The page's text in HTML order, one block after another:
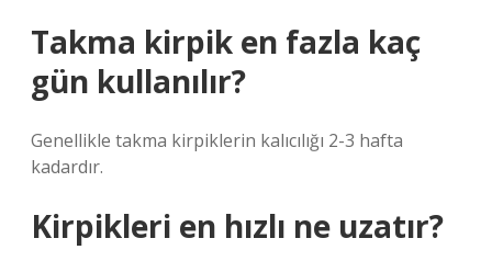
Takma kirpik en fazla kaç
gün kullanılır?
Genellikle takma kirpiklerin kalıcılığı 2-3 hafta
kadardır.
Kirpikleri en hızlı ne uzatır?